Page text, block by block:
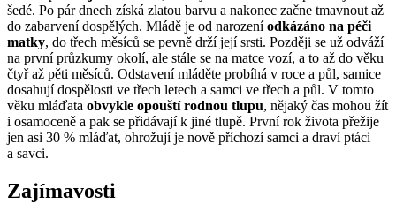
šedé. Po pár dnech získá zlatou barvu a nakonec začne tmavnout až
do zabarvení dospělých. Mládě je od narozeníodkázáno na péči
matky, do třech měsíců se pevně drží její srsti. Později se už odváží
na první průzkumy okolí, ale stále se na matce vozí, a to až do věku
čtyř až pěti měsíců. Odstavení mláděte probíhá v roce a půl, samice
dosahují dospělosti ve třech letech a samci ve třech a půl. V tomto
věku mláďata obvykle opouští rodnou tlupu, nějaký čas mohou žít
i osamoceně a pak se přidávají k jiné tlupě. První rok života přežije
jen asi 30 % mláďat, ohrožují je nově příchozí samci a draví ptáci
a savci.
Zajímavosti